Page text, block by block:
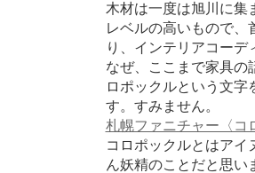
木材は一度は旭川に集
レベルの高いもので、
り、インテリアコー
なぜ、ここまで家具の
ロポックルという文
す。すみません。
札幌ファニチャー〈コ
コロポックルとはアイ
ん妖精のことだと思い